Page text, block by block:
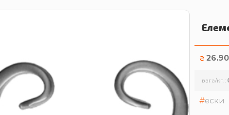
₴ 26.90
вага/кг.
ески